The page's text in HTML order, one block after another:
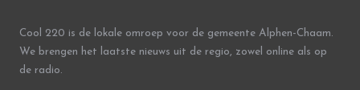
Cool 220 is de lokale omroep voor de gemeente Alphen-Chaam.
We brengen het laatste nieuws uit de regio, zowel online als op
de radio.